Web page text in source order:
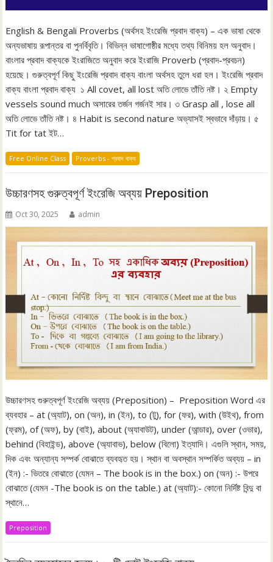
English & Bengali Proverbs (অর্থসহ ইংরেজি প্রবাদ বাক্য) – এক ভাষা থেকে
অন্যভাষায় রূপান্তর বা পুনর্বিবৃতি। বিভিন্ন ভাষাগোষ্ঠীর মধ্যে তথ্য বিনিময় হল অনুবাদ।
বাংলার প্রবাদ বাক্যকে ইংরাজিতে অনুবাদ করে ইংরাজি Proverb (প্রবাদ-প্রবচন)
হয়েছে। গুরুত্বপূর্ণ কিছু ইংরেজি প্রবাদ বাক্য বাংলা অর্থসহ তুলে ধরা হল। ইংরেজি প্রবাদ
বাক্য বাংলা প্রবাদ বাক্য ১ All covet, all lost অতি লোভে তাঁতি নষ্ট। ২ Empty
vessels sound much অসারের তর্জন গর্জনই সার। ৩ Grasp all , lose all
অতি লোভে তাঁতি নষ্ট। ৪ Habit is second nature অভ্যাসই স্বভাবে দাঁড়ায়। ৫
Tit for tat ইট…
Free Online Class Proverbs - প্রবাদ বাক্য
উচ্চারণসহ গুরুত্বপূর্ণ ইংরেজি অব্যয় Preposition
Oct 30, 2025 admin
উচ্চারণসহ গুরুত্বপূর্ণ ইংরেজি অব্যয় (Preposition) – Preposition Word এর
ব্যবহার – at (অ্যাট), on (অন), in (ইন), to (টু), for (ফর), with (উইথ), from
(ফ্রম), of (অফ), by (বাই), about (অ্যাবাউট), under (আন্ডার), over (ওভার),
behind (বিহাইন্ড), above (অ্যাবাভ), below (বিলো) ইত্যাদি। এগুলি স্থান, সময়,
দিক এবং অন্যান্য সম্পর্ক বোঝাতে ব্যবহৃত হয়। স্থান বা অবস্থান সম্পর্কিত অব্যয় – in
(ইন) :- ভিতরে বোঝাতে (যেমন – The book is in the box.) on (অন) :- উপরে
বোঝাতে (যেমন -The book is on the table.) at (অ্যাট):- কোনো নির্দিষ্ট বিন্দু বা
স্থানে…
Preposition